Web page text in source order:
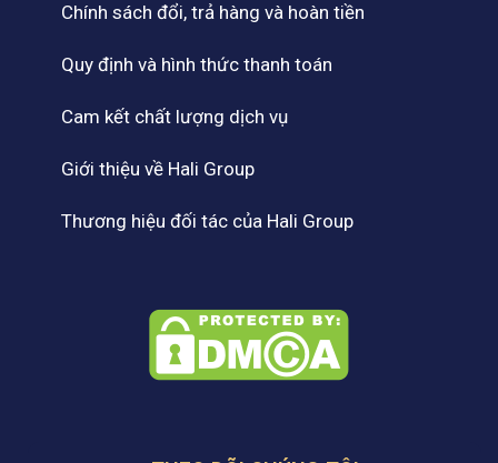
Chính sách đổi, trả hàng và hoàn tiền
Quy định và hình thức thanh toán
Cam kết chất lượng dịch vụ
Giới thiệu về Hali Group
Thương hiệu đối tác của Hali Group